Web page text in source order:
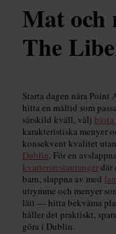
Mat och
The
Starta dagen nära Point
hitta en måltid som
särskild kväll, välj
karakteristiska menyer
konsekvent kvalitet
Dublin. För en
kvartersrestaurangerdär
barn, slappna av med
utrymme och menyer
lätt — hitta bekväma
håller det praktiskt,
göra i Dublin.